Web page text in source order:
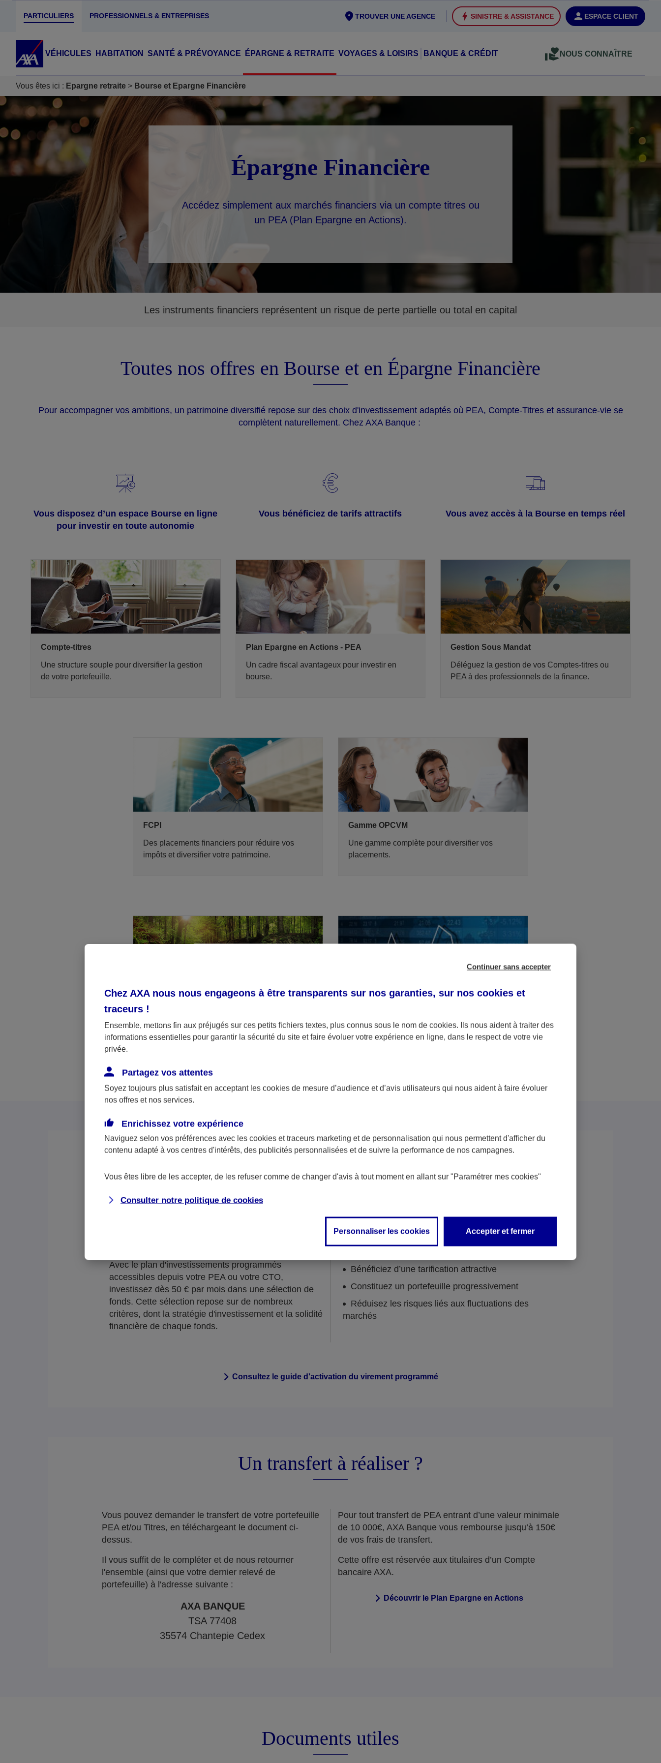
PARTICULIERS PROFESSIONNELS & ENTREPRISES ESPACE CLIENT
SINISTRE & ASSISTANCE
TROUVER UNE AGENCE
VÉHICULES HABITATION SANTÉ & PRÉVOYANCE ÉPARGNE & RETRAITE VOYAGES & LOISIRS BANQUE & CRÉDIT NOUS CONNAÎTRE
Vous êtes ici : Epargne retraite Bourse et Epargne Financière
Accéder au Contenu Accéder au Pied de page
Épargne Financière
Accédez simplement aux marchés financiers via un compte titres ou
un PEA (Plan Epargne en Actions).
Les instruments financiers représentent un risque de perte partielle ou total en capital
Toutes nos offres en Bourse et en Épargne Financière
Pour accompagner vos ambitions, un patrimoine diversifié repose sur des choix d'investissement adaptés où PEA, Compte-Titres et assurance-vie se
complètent naturellement. Chez AXA Banque :
Vous disposez d’un espace Bourse en ligne
pour investir en toute autonomie
Vous bénéficiez de tarifs attractifs Vous avez accès à la Bourse en temps réel
Compte-titres
Une structure souple pour diversifier la gestion
de votre portefeuille.
Plan Epargne en Actions - PEA
Un cadre fiscal avantageux pour investir en
bourse.
Gestion Sous Mandat
Déléguez la gestion de vos Comptes-titres ou
PEA à des professionnels de la finance.
FCPI
Des placements financiers pour réduire vos
impôts et diversifier votre patrimoine.
Gamme OPCVM
Une gamme complète pour diversifier vos
placements.
Vous détenez un compte-titres ? Découvrez
comment diversifier votre patrimoine et investir
Un espace simple et intuitif avec des outils
d'analyse complets.
Epargnez sans y penser !
Avec le plan d'investissements programmés
accessibles depuis votre PEA ou votre CTO,
investissez dès 50 € par mois dans une sélection de
fonds. Cette sélection repose sur de nombreux
critères, dont la stratégie d'investissement et la solidité
financière de chaque fonds.
Grâce à cette solution, vous :
Bénéficiez d’une tarification attractive
Constituez un portefeuille progressivement
Réduisez les risques liés aux fluctuations des
marchés
Consultez le guide d'activation du virement programmé
Un transfert à réaliser ?
Vous pouvez demander le transfert de votre portefeuille
PEA et/ou Titres, en téléchargeant le document ci-
dessus.
Il vous suffit de le compléter et de nous retourner
l'ensemble (ainsi que votre dernier relevé de
portefeuille) à l'adresse suivante :
AXA BANQUE
TSA 77408
35574 Chantepie Cedex
Pour tout transfert de PEA entrant d’une valeur minimale
de 10 000€, AXA Banque vous rembourse jusqu’à 150€
de vos frais de transfert.
Cette offre est réservée aux titulaires d’un Compte
bancaire AXA.
Découvrir le Plan Epargne en Actions
Documents utiles
Continuer sans accepter
Chez AXA nous nous engageons à être transparents sur nos garanties, sur nos cookies et
traceurs !
Ensemble, mettons fin aux préjugés sur ces petits fichiers textes, plus connus sous le nom de cookies. Ils nous aident à traiter des
informations essentielles pour garantir la sécurité du site et faire évoluer votre expérience en ligne, dans le respect de votre vie
privée.
Partagez vos attentes
Soyez toujours plus satisfait en acceptant les cookies de mesure d’audience et d’avis utilisateurs qui nous aident à faire évoluer
nos offres et nos services.
Enrichissez votre expérience
Naviguez selon vos préférences avec les cookies et traceurs marketing et de personnalisation qui nous permettent d'afficher du
contenu adapté à vos centres d'intérêts, des publicités personnalisées et de suivre la performance de nos campagnes.
Vous êtes libre de les accepter, de les refuser comme de changer d'avis à tout moment en allant sur "Paramétrer mes cookies"
Consulter notre politique de cookies
Personnaliser les cookies Accepter et fermer